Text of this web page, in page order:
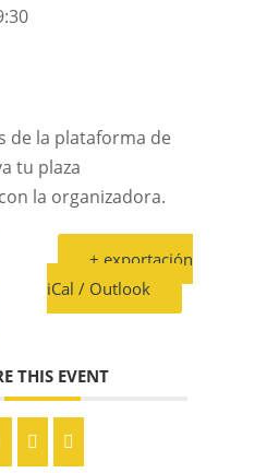
de la plataforma de
tu plaza
la organizadora.
+ exportación
iCal / Outlook
THIS EVENT